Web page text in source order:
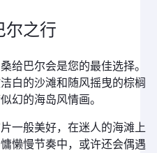
尔之行
给巴尔会是您的最佳选择。
白的沙滩和随风摇曳的棕榈
幻的海岛风情画。
一般美好，在迷人的海滩上
懒慢节奏中，或许还会偶遇